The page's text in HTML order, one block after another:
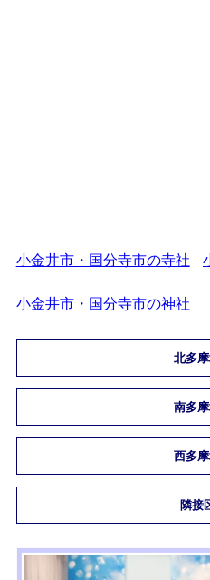
小金井市・国分寺市の寺社
小金井市・国分寺市の神社
北多
南多
西多
隣接